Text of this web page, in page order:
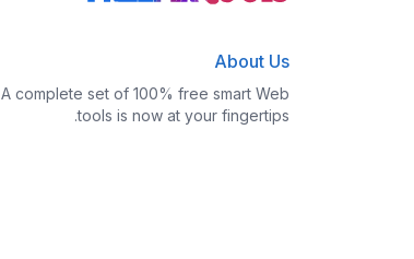
About Us
A complete set of 100% free smart Web
tools is now at your fingertips.